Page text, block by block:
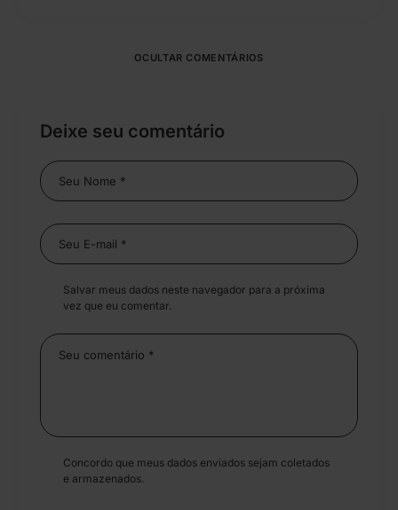
OCULTAR COMENTÁRIOS
Deixe seu comentário
Salvar meus dados neste navegador para a próxima
vez que eu comentar.
Concordo que meus dados enviados sejam coletados
e armazenados.